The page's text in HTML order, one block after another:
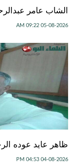
الشاب عامر
05-08-2026 09:22 AM
ظاهر عايد عوده
04-08-2026 04:53 PM